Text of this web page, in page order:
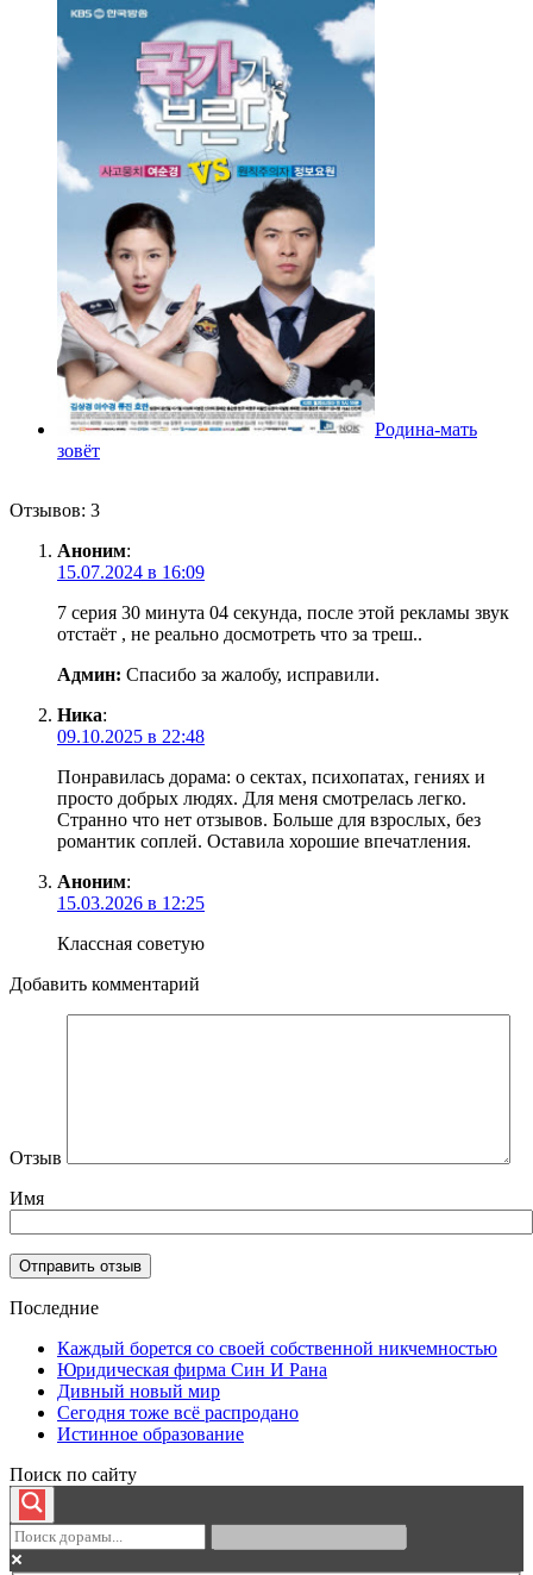
Родина-мать
зовёт
Отзывов: 3
Аноним:
15.07.2024 в 16:09
7 серия 30 минута 04 секунда, после этой рекламы звук
отстаёт , не реально досмотреть что за треш..
Админ: Спасибо за жалобу, исправили.
Ника:
09.10.2025 в 22:48
Понравилась дорама: о сектах, психопатах, гениях и
просто добрых людях. Для меня смотрелась легко.
Странно что нет отзывов. Больше для взрослых, без
романтик соплей. Оставила хорошие впечатления.
Аноним:
15.03.2026 в 12:25
Классная советую
Добавить комментарий
Отзыв
Имя
Последние
Каждый борется со своей собственной никчемностью
Юридическая фирма Син И Рана
Дивный новый мир
Сегодня тоже всё распродано
Истинное образование
Поиск по сайту